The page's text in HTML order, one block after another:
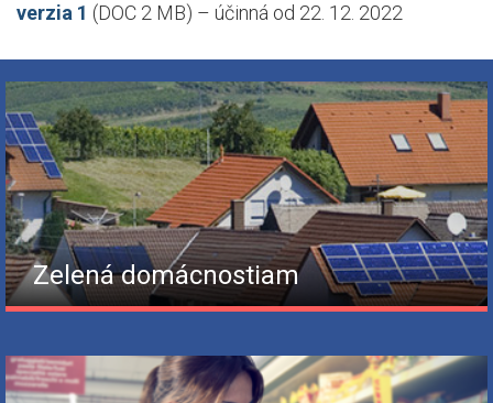
verzia 1 (DOC 2 MB) – účinná od 22. 12. 2022
Zelená domácnostiam